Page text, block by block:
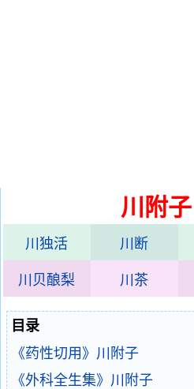
川附子
川独活 川断
川贝酿梨 川茶
目录
《药性切用》川附子
《外科全生集》川附子